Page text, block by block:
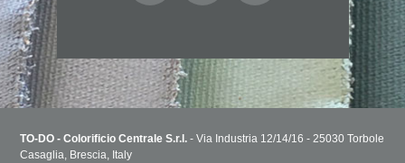
TO-DO - Colorificio Centrale S.r.l. - Via Industria 12/14/16 - 25030 Torbole
Casaglia, Brescia, Italy